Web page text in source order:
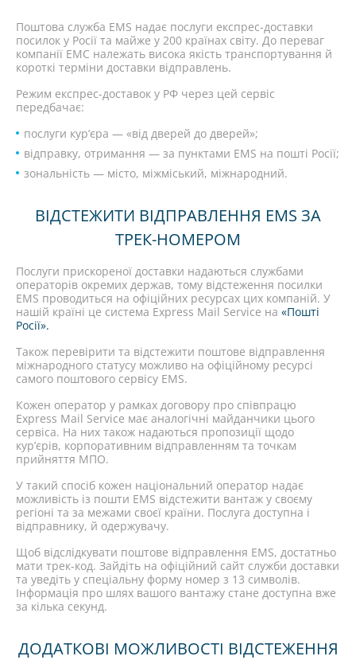
Поштова служба EMS надає послуги експрес-доставки
посилок у Росії та майже у 200 країнах світу. До переваг
компанії ЕМС належать висока якість транспортування й
короткі терміни доставки відправлень.
Режим експрес-доставок у РФ через цей сервіс
передбачає:
послуги кур’єра — «від дверей до дверей»;
відправку, отримання — за пунктами EMS на пошті Росії;
зональність — місто, міжміський, міжнародний.
ВІДСТЕЖИТИ ВІДПРАВЛЕННЯ EMS ЗА
ТРЕК-НОМЕРОМ
Послуги прискореної доставки надаються службами
операторів окремих держав, тому відстеження посилки
EMS проводиться на офіційних ресурсах цих компаній. У
нашій країні це система Express Mail Service на «Пошті
Росії».
Також перевірити та відстежити поштове відправлення
міжнародного статусу можливо на офіційному ресурсі
самого поштового сервісу EMS.
Кожен оператор у рамках договору про співпрацю
Express Mail Service має аналогічні майданчики цього
сервіса. На них також надаються пропозиції щодо
кур’єрів, корпоративним відправленням та точкам
прийняття МПО.
У такий спосіб кожен національний оператор надає
можливість із пошти EMS відстежити вантаж у своєму
регіоні та за межами своєї країни. Послуга доступна і
відправнику, й одержувачу.
Щоб відслідкувати поштове відправлення EMS, достатньо
мати трек-код. Зайдіть на офіційний сайт служби доставки
та уведіть у спеціальну форму номер з 13 символів.
Інформація про шлях вашого вантажу стане доступна вже
за кілька секунд.
ДОДАТКОВІ МОЖЛИВОСТІ ВІДСТЕЖЕННЯ